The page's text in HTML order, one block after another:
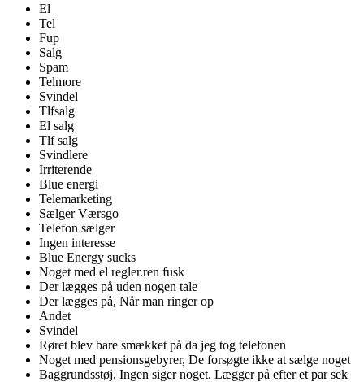
El
Tel
Fup
Salg
Spam
Telmore
Svindel
Tlfsalg
El salg
Tlf salg
Svindlere
Irriterende
Blue energi
Telemarketing
Sælger Værsgo
Telefon sælger
Ingen interesse
Blue Energy sucks
Noget med el regler.ren fusk
Der lægges på uden nogen tale
Der lægges på, Når man ringer op
Andet
Svindel
Røret blev bare smækket på da jeg tog telefonen
Noget med pensionsgebyrer, De forsøgte ikke at sælge noget
Baggrundsstøj, Ingen siger noget. Lægger på efter et par sek